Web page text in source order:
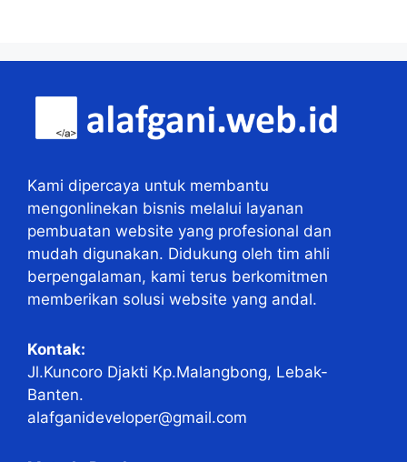
Kami dipercaya untuk membantu
mengonlinekan bisnis melalui layanan
pembuatan website yang profesional dan
mudah digunakan. Didukung oleh tim ahli
berpengalaman, kami terus berkomitmen
memberikan solusi website yang andal.
Kontak:
Jl.Kuncoro Djakti Kp.Malangbong, Lebak-
Banten.
alafganideveloper@gmail.com